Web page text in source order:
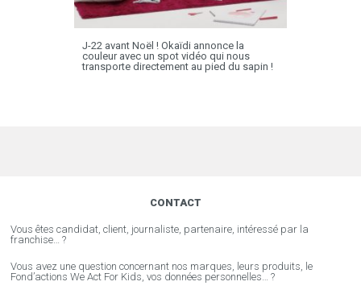
J-22 avant Noël ! Okaïdi annonce la
couleur avec un spot vidéo qui nous
transporte directement au pied du sapin !
CONTACT
Vous êtes candidat, client, journaliste, partenaire, intéressé par la
franchise… ?
Vous avez une question concernant nos marques, leurs produits, le
Fond’actions We Act For Kids, vos données personnelles… ?